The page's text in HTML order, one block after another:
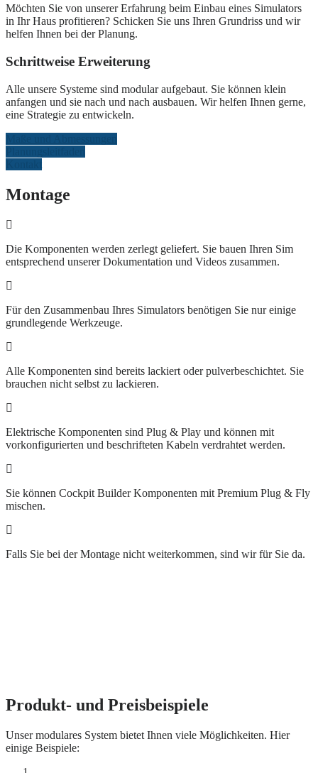
Möchten Sie von unserer Erfahrung beim Einbau eines Simulators
in Ihr Haus profitieren? Schicken Sie uns Ihren Grundriss und wir
helfen Ihnen bei der Planung.
Schrittweise Erweiterung
Alle unsere Systeme sind modular aufgebaut. Sie können klein
anfangen und sie nach und nach ausbauen. Wir helfen Ihnen gerne,
eine Strategie zu entwickeln.
Montage
Die Komponenten werden zerlegt geliefert. Sie bauen Ihren Sim
entsprechend unserer Dokumentation und Videos zusammen.
Für den Zusammenbau Ihres Simulators benötigen Sie nur einige
grundlegende Werkzeuge.
Alle Komponenten sind bereits lackiert oder pulverbeschichtet. Sie
brauchen nicht selbst zu lackieren.
Elektrische Komponenten sind Plug & Play und können mit
vorkonfigurierten und beschrifteten Kabeln verdrahtet werden.
Sie können Cockpit Builder Komponenten mit Premium Plug & Fly
mischen.
Falls Sie bei der Montage nicht weiterkommen, sind wir für Sie da.
Produkt- und Preisbeispiele
Unser modulares System bietet Ihnen viele Möglichkeiten. Hier
einige Beispiele: